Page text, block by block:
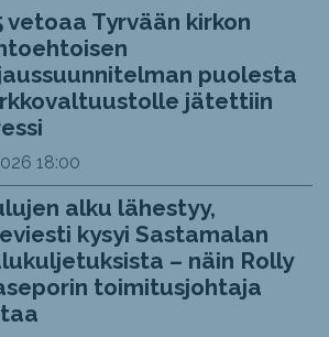
vetoaa Tyrvään kirkon
puolesta
jätettiin
18:00
alku lähestyy,
kysyi Sastamalan
– näin Rolly
toimitusjohtaja